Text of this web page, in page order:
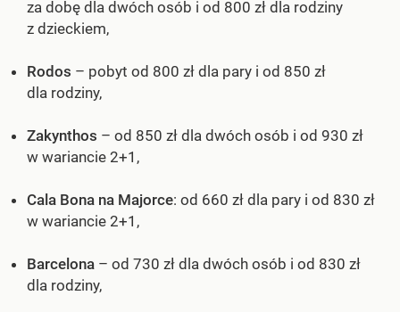
za dobę dla dwóch osób i od 800 zł dla rodziny
z dzieckiem,
Rodos – pobyt od 800 zł dla pary i od 850 zł
dla rodziny,
Zakynthos – od 850 zł dla dwóch osób i od 930 zł
w wariancie 2+1,
Cala Bona na Majorce: od 660 zł dla pary i od 830 zł
w wariancie 2+1,
Barcelona – od 730 zł dla dwóch osób i od 830 zł
dla rodziny,